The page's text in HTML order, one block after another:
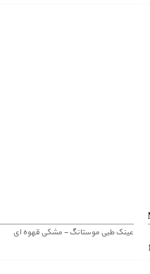
عینک طبی موستانگ - مشکی قهوه ای